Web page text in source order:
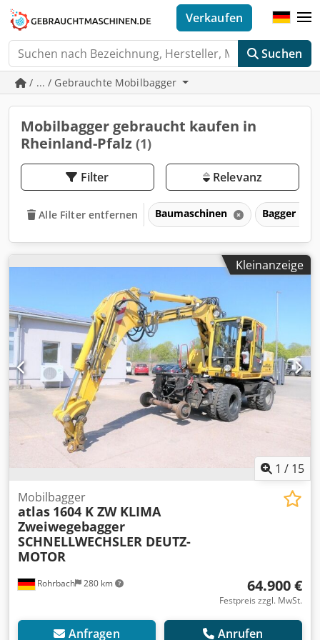
Suchen
Verkaufen
/ ... / Gebrauchte Mobilbagger
Mobilbagger gebraucht kaufen in
Rheinland-Pfalz (1)
Filter Relevanz
Alle Filter entfernen Baumaschinen Bagger
Kleinanzeige
1 / 15
Rohrbach 280 km
Mobilbagger
atlas 1604 K ZW KLIMA
Zweiwegebagger
SCHNELLWECHSLER DEUTZ-
MOTOR
64.900 €
Festpreis zzgl. MwSt.
Anfragen Anrufen